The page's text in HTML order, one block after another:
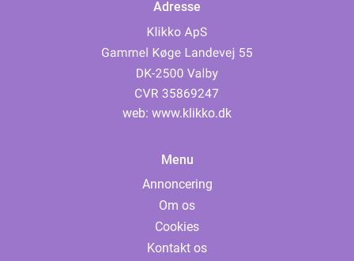
Adresse
web: www.klikko.dk
Menu
Annoncering
Om os
Cookies
Kontakt os